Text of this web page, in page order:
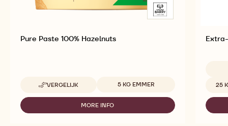
Pure Paste 100% Hazelnuts
VERGELIJK
-
PURE
100%
Beschikbare maten
5 KG EMMER
MORE INFO
-
25